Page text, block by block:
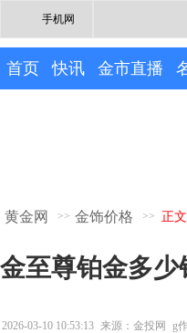
手机网
首页 快讯 金市直播
黄金网 >> 金饰价格 >> 正文
金至尊铂金多少
2026-03-10 10:53:13 来源：金投网 g